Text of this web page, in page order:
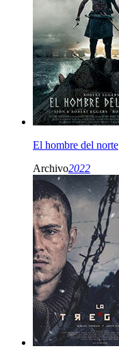
El hombre del norte
Archivo2022